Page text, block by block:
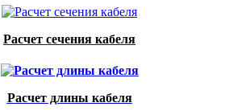
Расчет сечения кабеля
Расчет длины кабеля